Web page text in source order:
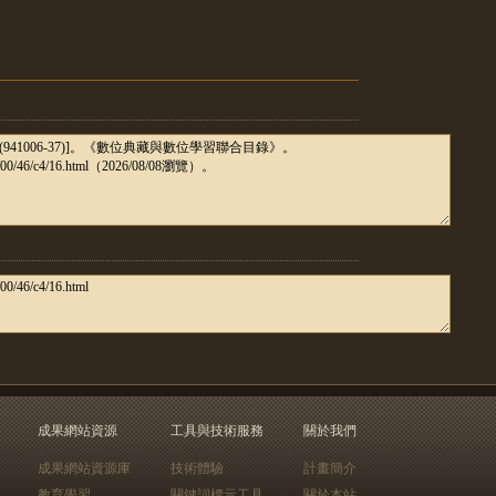
成果網站資源
成果網站資源庫
工具與技術服務
技術體驗
關於我們
計畫簡介